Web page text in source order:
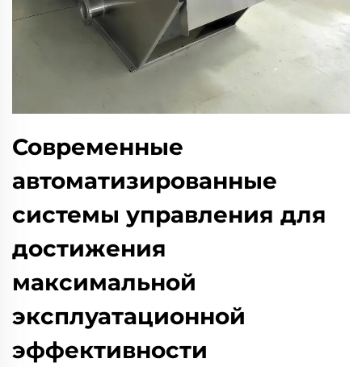
Современные
автоматизированные
системы управления для
достижения
максимальной
эксплуатационной
эффективности